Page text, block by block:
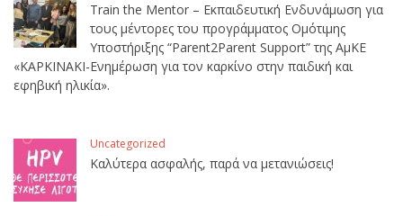
Train the Mentor – Εκπαιδευτική Ενδυνάμωση για
τους μέντορες του προγράμματος Ομότιμης
Υποστήριξης “Parent2Parent Support” της ΑμΚΕ
«ΚΑΡΚΙΝΑΚΙ-Ενημέρωση για τον καρκίνο στην παιδική και
εφηβική ηλικία».
Uncategorized
Καλύτερα ασφαλής, παρά να μετανιώσεις!